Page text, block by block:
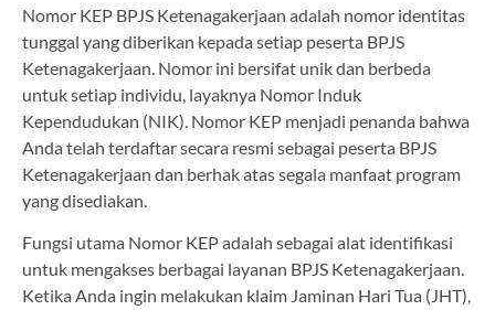
Nomor KEP BPJS Ketenagakerjaan adalah nomor identitas
tunggal yang diberikan kepada setiap peserta BPJS
Ketenagakerjaan. Nomor ini bersifat unik dan berbeda
untuk setiap individu, layaknya Nomor Induk
Kependudukan (NIK). Nomor KEP menjadi penanda bahwa
Anda telah terdaftar secara resmi sebagai peserta BPJS
Ketenagakerjaan dan berhak atas segala manfaat program
yang disediakan.
Fungsi utama Nomor KEP adalah sebagai alat identifikasi
untuk mengakses berbagai layanan BPJS Ketenagakerjaan.
Ketika Anda ingin melakukan klaim Jaminan Hari Tua (JHT),